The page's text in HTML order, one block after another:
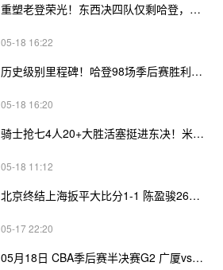
重塑老登荣光！东西决四队仅剩哈登，高龄坚守续写传奇
05-18 16:22
历史级别里程碑！哈登98场季后赛胜利，追平马龙并列无冠球员历史第一
05-18 16:20
骑士抢七4人20+大胜活塞挺进东决！米切尔26+7 阿伦23分 梅里尔23分 詹金斯17分
05-18 11:12
北京终结上海扳平大比分1-1 陈盈骏26分 杰曼22分 古德温32分
05-17 22:20
05月18日 CBA季后赛半决赛G2 广厦vs深圳直播前瞻分析